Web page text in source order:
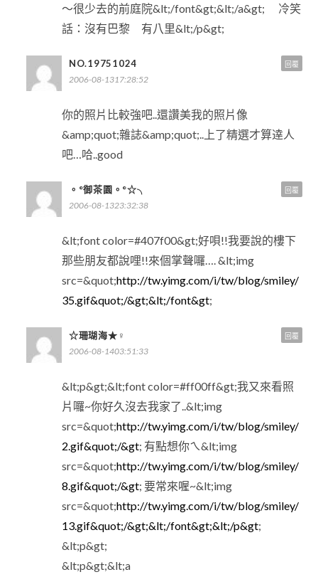
～很少去的前庭院&lt;/font&gt;&lt;/a&gt; 冷笑
話：沒有巴黎 有八里&lt;/p&gt;
NO.19751024
2006-08-1317:28:52
你的照片比較強吧..還讚美我的照片像
&amp;quot;雜誌&amp;quot;..上了精選才算逹人
吧…哈..good
回覆
。°御茶園。°☆╮
2006-08-1323:32:38
&lt;font color=#407f00&gt;好唄!!我要說的樓下
那些朋友都說哩!!來個掌聲囉…. &lt;img
src=&quot;http://tw.yimg.com/i/tw/blog/smiley/
35.gif&quot;/&gt;&lt;/font&gt;
回覆
☆珊瑚海★♀
2006-08-1403:51:33
&lt;p&gt;&lt;font color=#ff00ff&gt;我又來看照
片囉~你好久沒去我家了..&lt;img
src=&quot;http://tw.yimg.com/i/tw/blog/smiley/
2.gif&quot;/&gt; 有點想你ㄟ&lt;img
src=&quot;http://tw.yimg.com/i/tw/blog/smiley/
8.gif&quot;/&gt; 要常來喔~&lt;img
src=&quot;http://tw.yimg.com/i/tw/blog/smiley/
13.gif&quot;/&gt;&lt;/font&gt;&lt;/p&gt;
&lt;p&gt;
&lt;p&gt;&lt;a
回覆